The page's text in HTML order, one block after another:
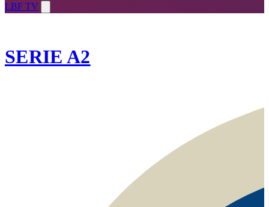
LBF TV
SERIE A2